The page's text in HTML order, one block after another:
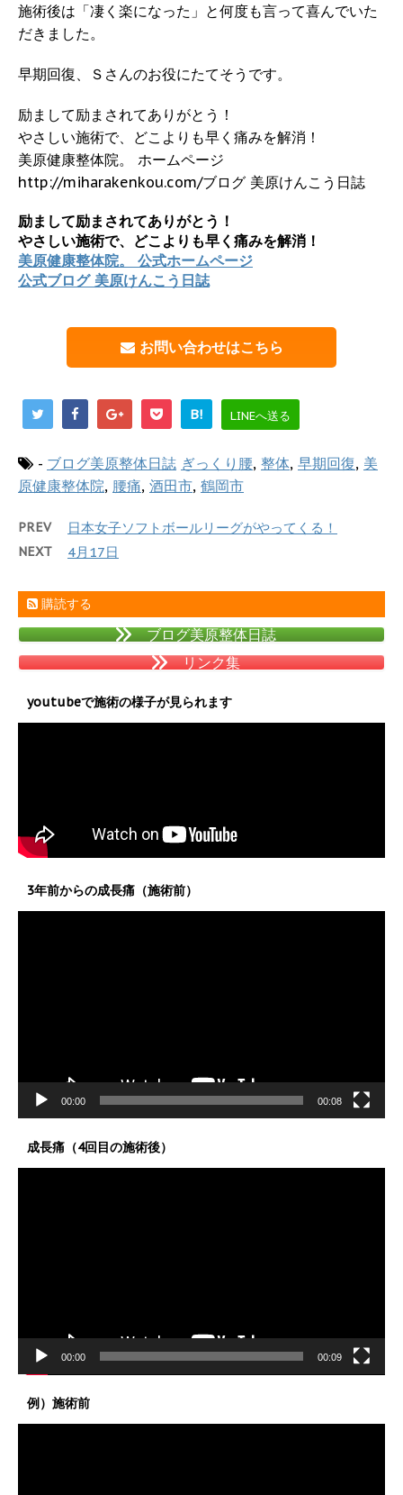
施術後は「凄く楽になった」と何度も言って喜んでいた
だきました。
早期回復、Ｓさんのお役にたてそうです。
励まして励まされてありがとう！
やさしい施術で、どこよりも早く痛みを解消！
美原健康整体院。 ホームページ
http://miharakenkou.com/ブログ 美原けんこう日誌
励まして励まされてありがとう！
やさしい施術で、どこよりも早く痛みを解消！
美原健康整体院。 公式ホームページ
公式ブログ 美原けんこう日誌
お問い合わせはこちら
B! LINEへ送る
- ブログ美原整体日誌 ぎっくり腰, 整体, 早期回復, 美
原健康整体院, 腰痛, 酒田市, 鶴岡市
PREV 日本女子ソフトボールリーグがやってくる！
NEXT 4月17日
購読する
ブログ美原整体日誌
リンク集
youtubeで施術の様子が見られます
3年前からの成長痛（施術前）
00:00 00:08
成長痛（4回目の施術後）
00:00 00:09
例）施術前